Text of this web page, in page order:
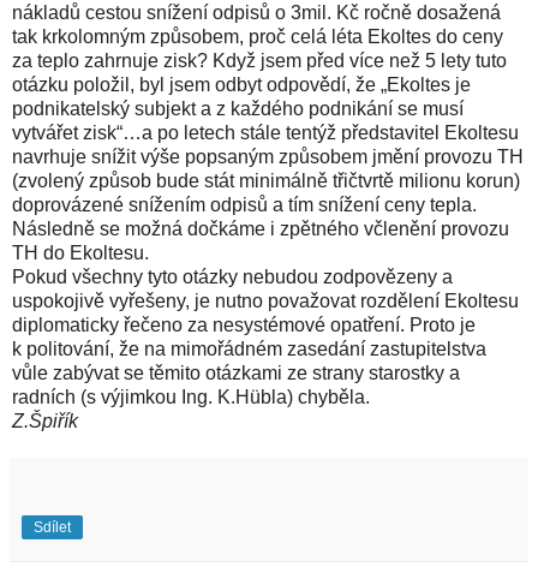
nákladů cestou snížení odpisů o 3mil. Kč ročně dosažená
tak krkolomným způsobem, proč celá léta Ekoltes do ceny
za teplo zahrnuje zisk? Když jsem před více než 5 lety tuto
otázku položil, byl jsem odbyt odpovědí, že „Ekoltes je
podnikatelský subjekt a z každého podnikání se musí
vytvářet zisk“…a po letech stále tentýž představitel Ekoltesu
navrhuje snížit výše popsaným způsobem jmění provozu TH
(zvolený způsob bude stát minimálně třičtvrtě milionu korun)
doprovázené snížením odpisů a tím snížení ceny tepla.
Následně se možná dočkáme i zpětného včlenění provozu
TH do Ekoltesu.
Pokud všechny tyto otázky nebudou zodpovězeny a
uspokojivě vyřešeny, je nutno považovat rozdělení Ekoltesu
diplomaticky řečeno za nesystémové opatření. Proto je
k politování, že na mimořádném zasedání zastupitelstva
vůle zabývat se těmito otázkami ze strany starostky a
radních (s výjimkou Ing. K.Hübla) chyběla.
Z.Špiřík
Sdílet